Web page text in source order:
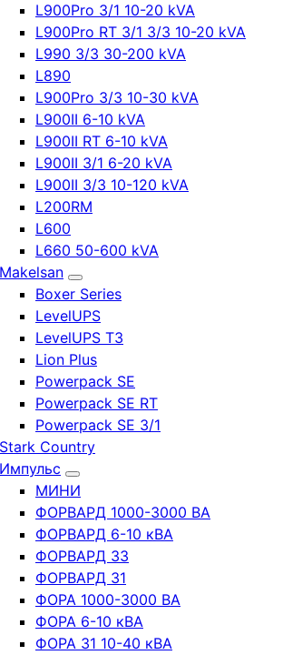
L900Pro 3/1 10-20 kVA
L900Pro RT 3/1 3/3 10-20 kVA
L990 3/3 30-200 kVA
L890
L900Pro 3/3 10-30 kVA
L900II 6-10 kVA
L900II RT 6-10 kVA
L900II 3/1 6-20 kVA
L900II 3/3 10-120 kVA
L200RM
L600
L660 50-600 kVA
Makelsan
Boxer Series
LevelUPS
LevelUPS T3
Lion Plus
Powerpack SE
Powerpack SE RT
Powerpack SE 3/1
Stark Country
Импульс
МИНИ
ФОРВАРД 1000-3000 ВА
ФОРВАРД 6-10 кВА
ФОРВАРД 33
ФОРВАРД 31
ФОРА 1000-3000 ВА
ФОРА 6-10 кВА
ФОРА 31 10-40 кВА